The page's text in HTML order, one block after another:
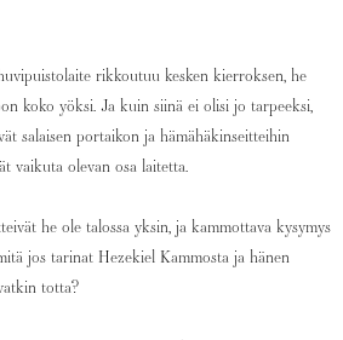
rikkoutuu kesken kierroksen, he
koko yöksi. Ja kuin siinä ei olisi jo tarpeeksi,
salaisen portaikon ja hämähäkinseitteihin
vaikuta olevan osa laitetta.
he ole talossa yksin, ja kammottava kysymys
jos tarinat Hezekiel Kammosta ja hänen
totta?